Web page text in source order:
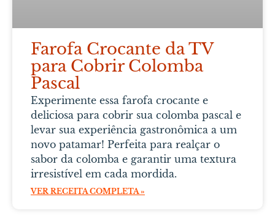
Farofa Crocante da TV
para Cobrir Colomba
Pascal
Experimente essa farofa crocante e
deliciosa para cobrir sua colomba pascal e
levar sua experiência gastronômica a um
novo patamar! Perfeita para realçar o
sabor da colomba e garantir uma textura
irresistível em cada mordida.
VER RECEITA COMPLETA »